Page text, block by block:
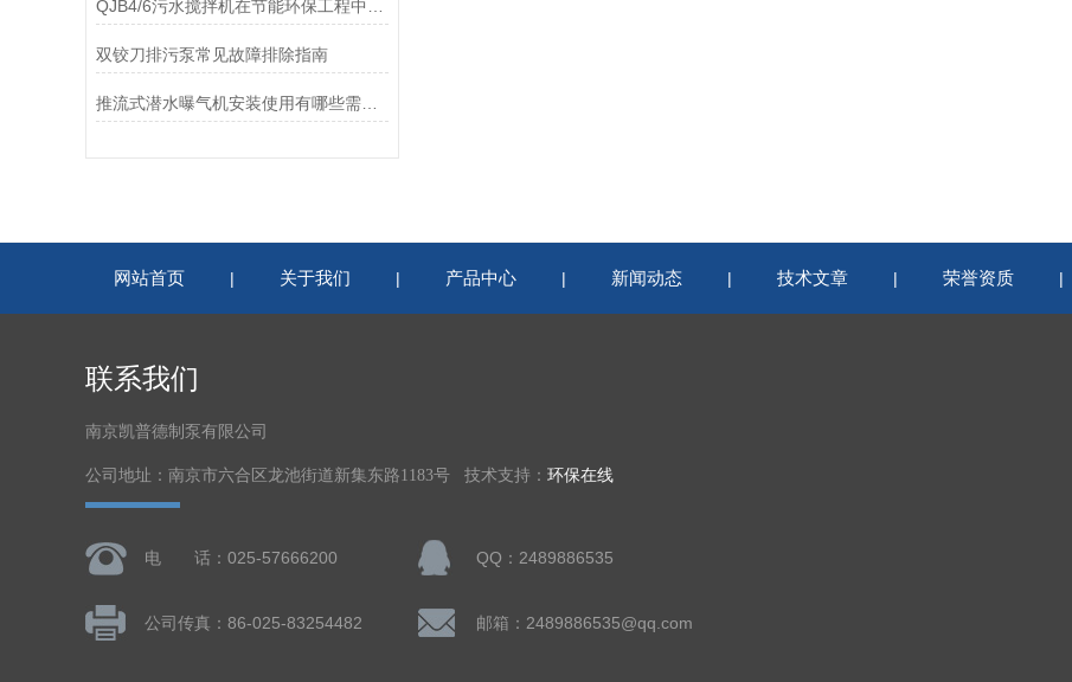
双铰刀排污泵常见故障排除指南
推流式潜水曝气机安装使用有哪些需要注意的方面
网站首页 | 关于我们 | 产品中心 | 新闻动态 | 技术文章 | 荣誉资质 |
联系我们
南京凯普德制泵有限公司
公司地址：南京市六合区龙池街道新集东路1183号 技术支持： 环保在线
电 话：025-57666200 QQ：2489886535
公司传真：86-025-83254482 邮箱：2489886535@qq.com